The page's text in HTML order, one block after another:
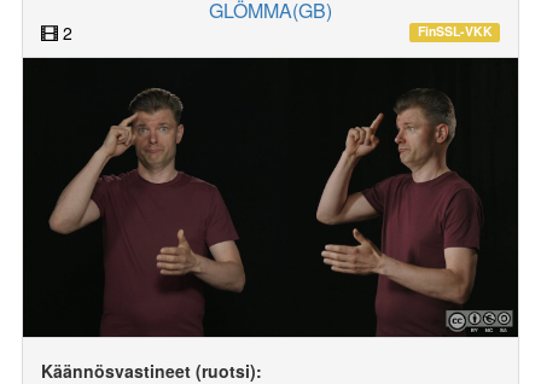
GLÖMMA(GB)
2 FinSSL-VKK
Käännösvastineet (ruotsi):